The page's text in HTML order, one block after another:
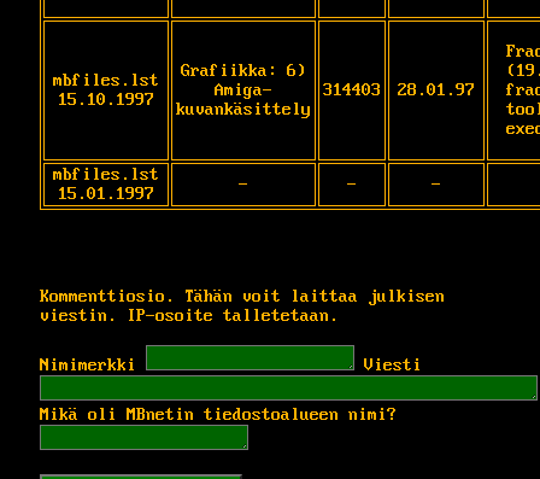
mbfiles.lst
15.10.1997
Grafiikka: 6)
Amiga-
kuvankäsittely
314403 28.01.97
mbfiles.lst
15.01.1997
- - -
Kommenttiosio. Tähän voit laittaa julkisen
viestin. IP-osoite talletetaan.
Nimimerkki Viesti
Mikä oli MBnetin tiedostoalueen nimi?